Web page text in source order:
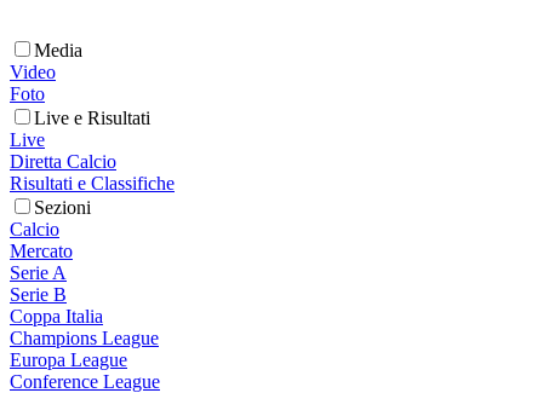
Media
Video
Foto
Live e Risultati
Live
Diretta Calcio
Risultati e Classifiche
Sezioni
Calcio
Mercato
Serie A
Serie B
Coppa Italia
Champions League
Europa League
Conference League